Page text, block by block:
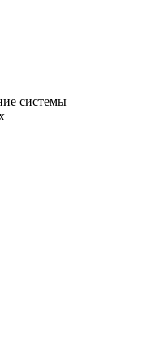
системы